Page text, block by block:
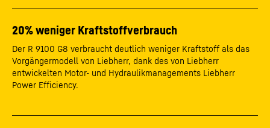
20% weniger Kraftstoffverbrauch
Der R 9100 G8 verbraucht deutlich weniger Kraftstoff als das
Vorgängermodell von Liebherr, dank des von Liebherr
entwickelten Motor- und Hydraulikmanagements Liebherr
Power Efficiency.